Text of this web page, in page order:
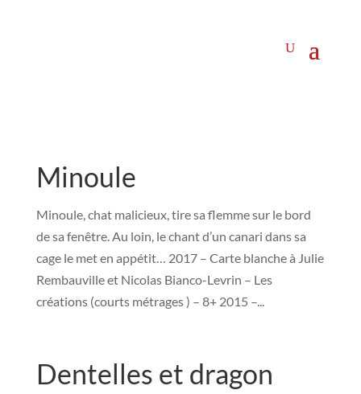
Minoule
Minoule, chat malicieux, tire sa flemme sur le bord
de sa fenêtre. Au loin, le chant d’un canari dans sa
cage le met en appétit… 2017 – Carte blanche à Julie
Rembauville et Nicolas Bianco-Levrin – Les
créations (courts métrages ) – 8+ 2015 –...
Dentelles et dragon